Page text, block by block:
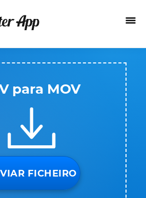
para MOV
FICHEIRO